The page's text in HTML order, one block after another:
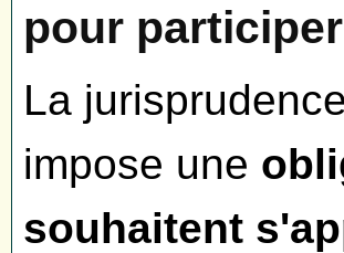
pour
La
impose une
souhaitent